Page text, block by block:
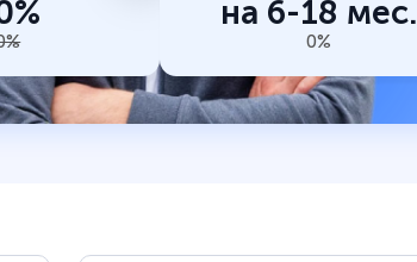
на 6-18 мес.
0%